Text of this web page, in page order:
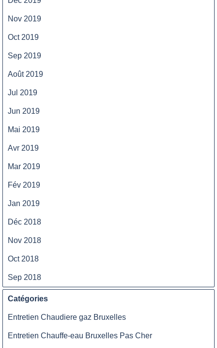
Nov 2019
Oct 2019
Sep 2019
Août 2019
Jul 2019
Jun 2019
Mai 2019
Avr 2019
Mar 2019
Fév 2019
Jan 2019
Déc 2018
Nov 2018
Oct 2018
Sep 2018
Catégories
Entretien Chaudiere gaz Bruxelles
Entretien Chauffe-eau Bruxelles Pas Cher